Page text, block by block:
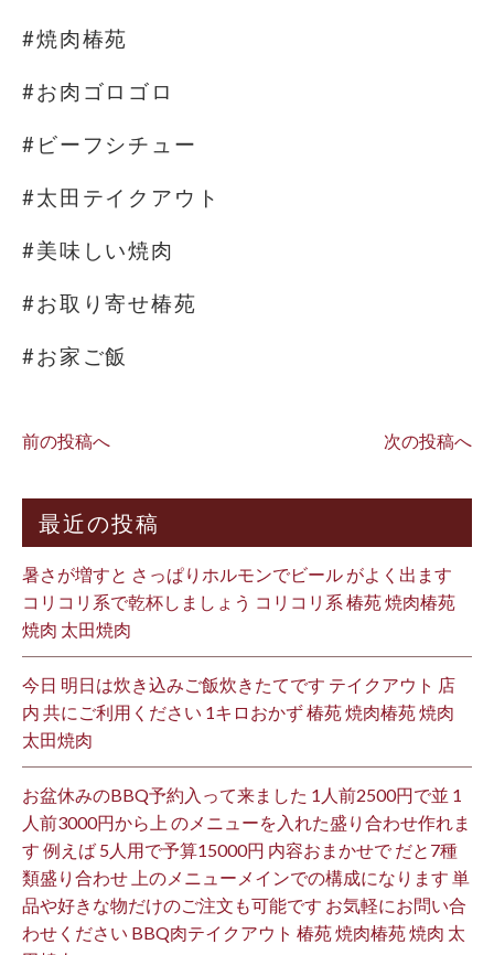
#焼肉椿苑
#お肉ゴロゴロ
#ビーフシチュー
#太田テイクアウト
#美味しい焼肉
#お取り寄せ椿苑
#お家ご飯
前の投稿へ 次の投稿へ
最近の投稿
暑さが増すと さっぱりホルモンでビール がよく出ます
コリコリ系で乾杯しましょう コリコリ系 椿苑 焼肉椿苑
焼肉 太田焼肉
今日 明日は炊き込みご飯炊きたてです テイクアウト 店
内 共にご利用ください 1キロおかず 椿苑 焼肉椿苑 焼肉
太田焼肉
お盆休みのBBQ予約入って来ました 1人前2500円で並 1
人前3000円から上 のメニューを入れた盛り合わせ作れま
す 例えば 5人用で予算15000円 内容おまかせで だと7種
類盛り合わせ 上のメニューメインでの構成になります 単
品や好きな物だけのご注文も可能です お気軽にお問い合
わせください BBQ肉テイクアウト 椿苑 焼肉椿苑 焼肉 太